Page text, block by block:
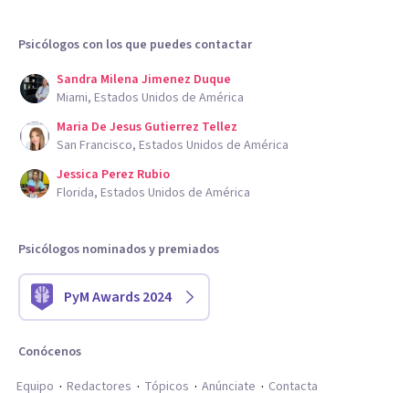
Psicólogos con los que puedes contactar
Sandra Milena Jimenez Duque
Miami, Estados Unidos de América
Maria De Jesus Gutierrez Tellez
San Francisco, Estados Unidos de América
Jessica Perez Rubio
Florida, Estados Unidos de América
Psicólogos nominados y premiados
PyM Awards 2024
Conócenos
Equipo
Redactores Tópicos Anúnciate Contacta